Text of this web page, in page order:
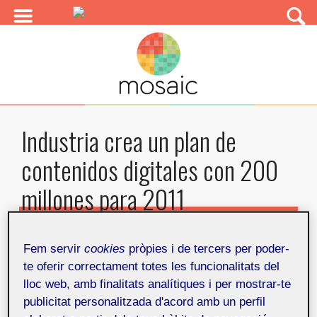
Industria crea un plan de
contenidos digitales con 200
millones para 2011
Publicado en
16 de novembre de 2010
Artículos relacionados Compartir
Fem servircookies pròpies i de tercers per poder-
te oferir correctament totes les funcionalitats del
lloc web, amb finalitats analítiques i per mostrar-te
publicitat personalitzada d'acord amb un perfil